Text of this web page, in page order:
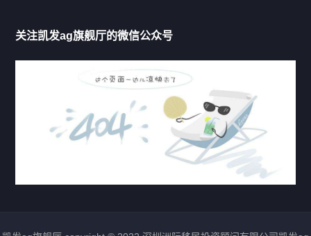
行业动态
关注凯发ag旗舰厅的微信公众号